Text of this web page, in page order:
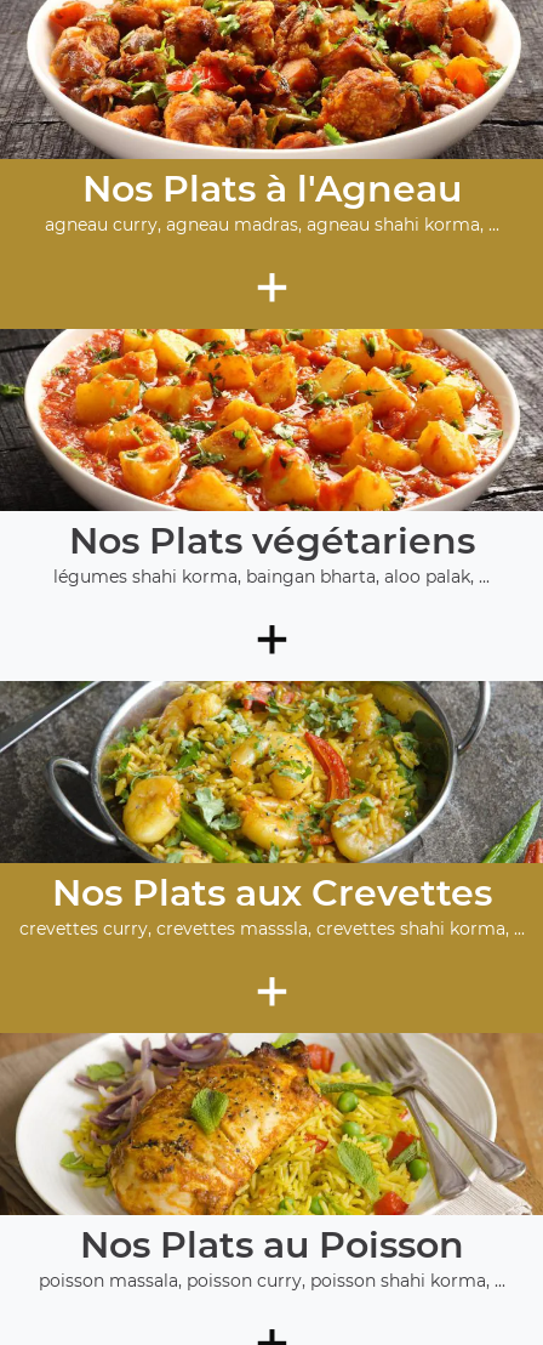
Nos Plats à l'Agneau
agneau curry, agneau madras, agneau shahi korma, ...
+
Nos Plats végétariens
légumes shahi korma, baingan bharta, aloo palak, ...
+
Nos Plats aux Crevettes
crevettes curry, crevettes masssla, crevettes shahi korma, ...
+
Nos Plats au Poisson
poisson massala, poisson curry, poisson shahi korma, ...